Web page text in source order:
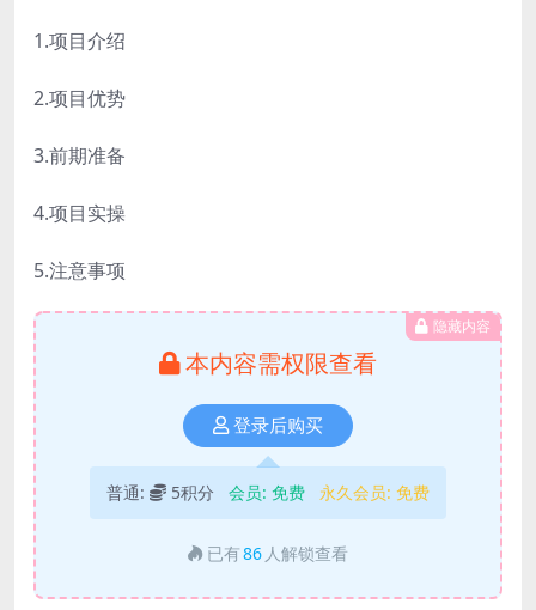
1.项目介绍
2.项目优势
3.前期准备
4.项目实操
5.注意事项
隐藏内容
本内容需权限查看
登录后购买
普通: 5积分 会员: 免费 永久会员: 免费
已有86 人解锁查看